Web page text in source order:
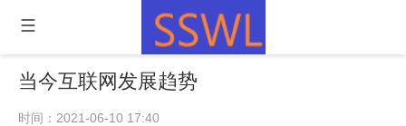
当今互联网发展趋势
时间：2021-06-10 17:40